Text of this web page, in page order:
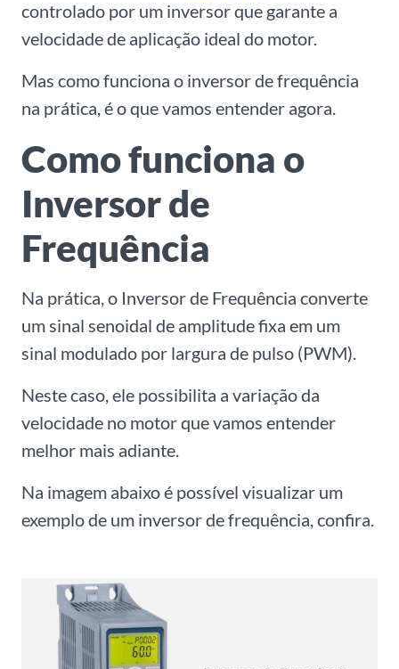
controlado por um inversor que garante a
velocidade de aplicação ideal do motor.
Mas como funciona o inversor de frequência
na prática, é o que vamos entender agora.
Como funciona o
Inversor de
Frequência
Na prática, o Inversor de Frequência converte
um sinal senoidal de amplitude fixa em um
sinal modulado por largura de pulso (PWM).
Neste caso, ele possibilita a variação da
velocidade no motor que vamos entender
melhor mais adiante.
Na imagem abaixo é possível visualizar um
exemplo de um inversor de frequência, confira.